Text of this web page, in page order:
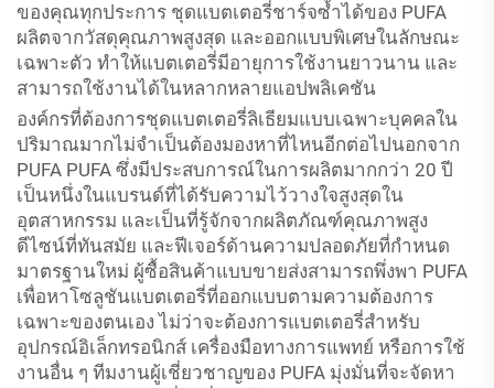
ของคุณทุกประการ ชุดแบตเตอรี่ชาร์จซ้ำได้ของ PUFA
ผลิตจากวัสดุคุณภาพสูงสุด และออกแบบพิเศษในลักษณะ
เฉพาะตัว ทำให้แบตเตอรี่มีอายุการใช้งานยาวนาน และ
สามารถใช้งานได้ในหลากหลายแอปพลิเคชัน
องค์กรที่ต้องการชุดแบตเตอรี่ลิเธียมแบบเฉพาะบุคคลใน
ปริมาณมากไม่จำเป็นต้องมองหาที่ไหนอีกต่อไปนอกจาก
PUFA PUFA ซึ่งมีประสบการณ์ในการผลิตมากกว่า 20 ปี
เป็นหนึ่งในแบรนด์ที่ได้รับความไว้วางใจสูงสุดใน
อุตสาหกรรม และเป็นที่รู้จักจากผลิตภัณฑ์คุณภาพสูง
ดีไซน์ที่ทันสมัย และฟีเจอร์ด้านความปลอดภัยที่กำหนด
มาตรฐานใหม่ ผู้ซื้อสินค้าแบบขายส่งสามารถพึ่งพา PUFA
เพื่อหาโซลูชันแบตเตอรี่ที่ออกแบบตามความต้องการ
เฉพาะของตนเอง ไม่ว่าจะต้องการแบตเตอรี่สำหรับ
อุปกรณ์อิเล็กทรอนิกส์ เครื่องมือทางการแพทย์ หรือการใช้
งานอื่น ๆ ทีมงานผู้เชี่ยวชาญของ PUFA มุ่งมั่นที่จะจัดหา